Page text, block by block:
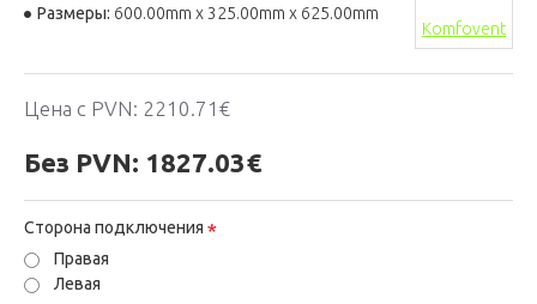
Цена с PVN: 2210.71€
Без PVN: 1827.03€
Размеры: 600.00mm x 325.00mm x 625.00mm
Komfovent
Сторона подключения
Правая
Левая